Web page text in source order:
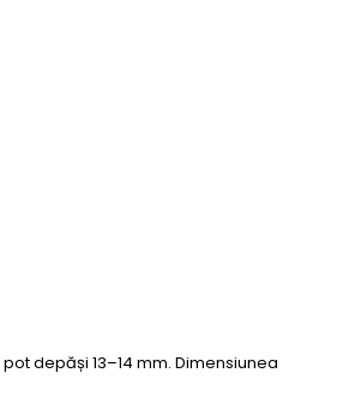
depăși 13–14 mm. Dimensiunea